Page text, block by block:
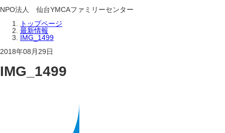
NPO法人 仙台YMCAファミリーセンター
トップページ
最新情報
IMG_1499
2018年08月29日
IMG_1499